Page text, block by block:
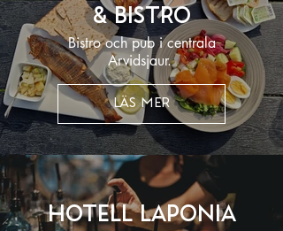
& Bistro
Bistro och pub i centrala
Arvidsjaur.
LÄS MER
Hotell Laponia